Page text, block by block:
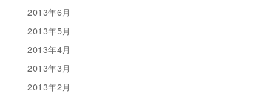
2013年6月
2013年5月
2013年4月
2013年3月
2013年2月